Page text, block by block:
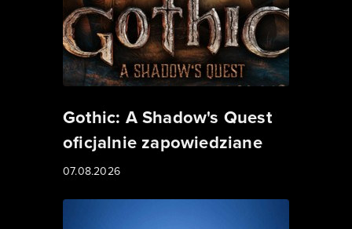
Gothic: A Shadow's Quest
oficjalnie zapowiedziane
07.08.2026